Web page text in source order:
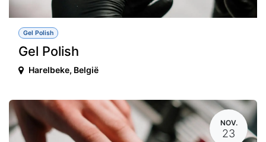
Gel Polish
Gel Polish
Harelbeke, België
NOV.
23